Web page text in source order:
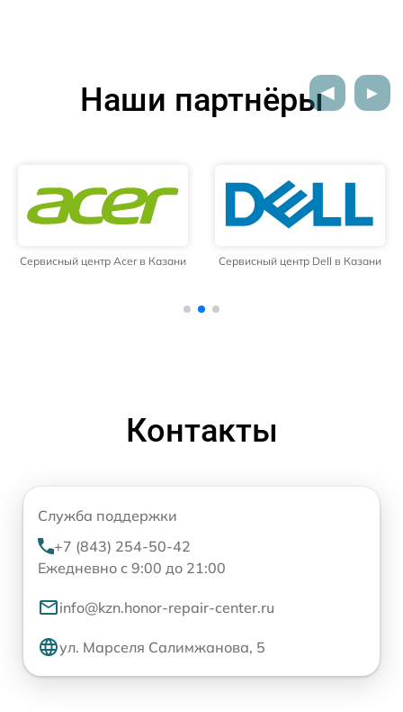
Наши партнёры
Сервисный центр Dell в Казани Сервисный центр HP в Казани
Контакты
Служба поддержки
+7 (843) 254-50-42
Ежедневно с 9:00 до 21:00
info@kzn.honor-repair-center.ru
ул. Марселя Салимжанова, 5